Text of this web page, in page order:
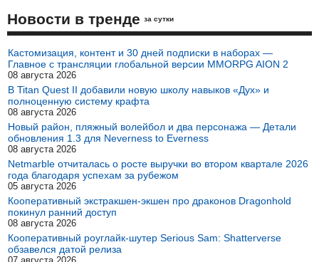
Новости в тренде за сутки
Кастомизация, контент и 30 дней подписки в наборах —
Главное с трансляции глобальной версии MMORPG AION 2
08 августа 2026
В Titan Quest II добавили новую школу навыков «Дух» и
полноценную систему крафта
08 августа 2026
Новый район, пляжный волейбол и два персонажа — Детали
обновления 1.3 для Neverness to Everness
08 августа 2026
Netmarble отчиталась о росте выручки во втором квартале 2026
года благодаря успехам за рубежом
05 августа 2026
Кооперативный экстракшен-экшен про драконов Dragonhold
покинул ранний доступ
08 августа 2026
Кооперативный роуглайк-шутер Serious Sam: Shatterverse
обзавелся датой релиза